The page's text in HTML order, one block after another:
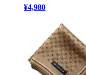
¥4,980